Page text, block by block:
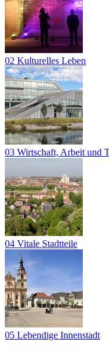
02 Kulturelles Leben
03 Wirtschaft, Arbeit und
04 Vitale Stadtteile
05 Lebendige Innenstadt